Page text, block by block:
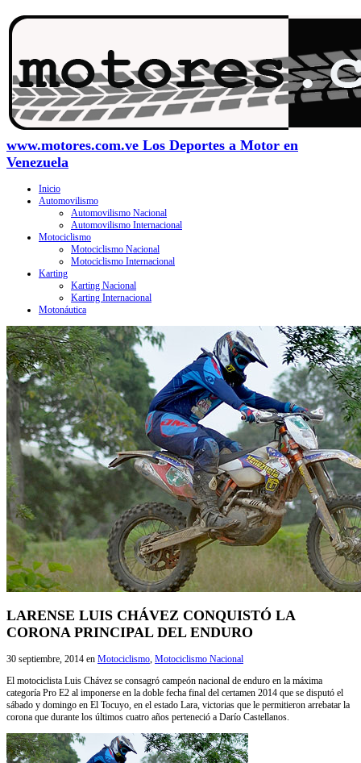
www.motores.com.ve Los Deportes a Motor en
Venezuela
Inicio
Automovilismo
Automovilismo Nacional
Automovilismo Internacional
Motociclismo
Motociclismo Nacional
Motociclismo Internacional
Karting
Karting Nacional
Karting Internacional
Motonáutica
LARENSE LUIS CHÁVEZ CONQUISTÓ LA
CORONA PRINCIPAL DEL ENDURO
30 septiembre, 2014 en Motociclismo Motociclismo Nacional
El motociclista Luis Chávez se consagró campeón nacional de enduro en la máxima
categoría Pro E2 al imponerse en la doble fecha final del certamen 2014 que se disputó el
sábado y domingo en El Tocuyo, en el estado Lara, victorias que le permitieron arrebatar la
corona que durante los últimos cuatro años perteneció a Darío Castellanos.